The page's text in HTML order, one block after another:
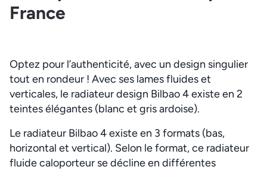
France
Optez pour l’authenticité, avec un design singulier
tout en rondeur ! Avec ses lames fluides et
verticales, le radiateur design Bilbao 4 existe en 2
teintes élégantes (blanc et gris ardoise).
Le radiateur Bilbao 4 existe en 3 formats (bas,
horizontal et vertical). Selon le format, ce radiateur
fluide caloporteur se décline en différentes